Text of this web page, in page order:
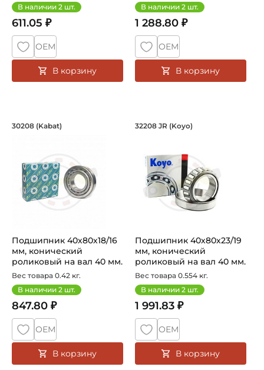
В наличии 2 шт.
611.05 ₽
ОЕМ
В корзину
В наличии 2 шт.
1 288.80 ₽
ОЕМ
В корзину
Подшипник 40х80х18/16 мм,
30208 (Kabat)
Подшипник 40х80х18/16
мм, конический
роликовый на вал 40 мм.
Артикул 30...
Вес товара 0.42 кг.
В наличии 2 шт.
847.80 ₽
ОЕМ
В корзину
Подшипник
32208 JR (Koyo)
Подшипник 40х80х23/19
мм, конический
роликовый на вал 40 мм.
Артикул 32...
Вес товара 0.554 кг.
В наличии 2 шт.
1 991.83 ₽
ОЕМ
В корзину